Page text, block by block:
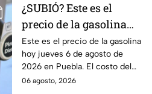
¿SUBIÓ? Este es el
precio de la gasolina
Puebla hoy jueves 6 de
agosto de 2026
Este es el precio de la gasolina
hoy jueves 6 de agosto de
2026 en Puebla. El costo del
combustible cambia todos los
06 agosto, 2026